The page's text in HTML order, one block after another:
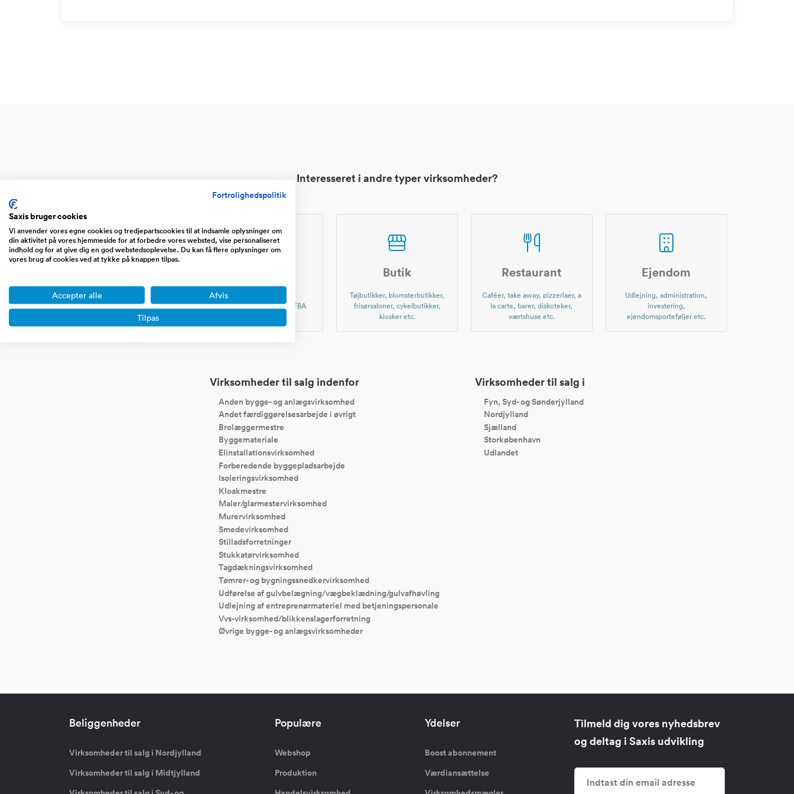
Interesseret i andre typer virksomheder?
Portaler, community sites,
affiliate sites, blogs, saas,
markedspladser etc.
dropshipping, Amazon FBA
Butik
Tøjbutikker, blomsterbutikker,
frisørsaloner, cykelbutikker,
kiosker etc.
Restaurant
Caféer, take away, pizzeriaer, a
la carte, barer, diskoteker,
værtshuse etc.
Ejendom
Udlejning, administration,
investering,
ejendomsporteføljer etc.
Virksomheder til salg indenfor
Anden bygge- og anlægsvirksomhed
Andet færdiggørelsesarbejde i øvrigt
Brolæggermestre
Byggemateriale
Elinstallationsvirksomhed
Forberedende byggepladsarbejde
Isoleringsvirksomhed
Kloakmestre
Maler/glarmestervirksomhed
Murervirksomhed
Smedevirksomhed
Stilladsforretninger
Stukkatørvirksomhed
Tagdækningsvirksomhed
Tømrer- og bygningssnedkervirksomhed
Udførelse af gulvbelægning/vægbeklædning/gulvafhøvling
Udlejning af entreprenørmateriel med betjeningspersonale
Vvs-virksomhed/blikkenslagerforretning
Øvrige bygge- og anlægsvirksomheder
Virksomheder til salg i
Fyn, Syd- og Sønderjylland
Nordjylland
Sjælland
Storkøbenhavn
Udlandet
Beliggenheder
Virksomheder til salg i Nordjylland
Virksomheder til salg i Midtjylland
Populære
Webshop
Produktion
Ydelser
Boost abonnement
Værdiansættelse
Tilmeld dig vores nyhedsbrev
og deltag i Saxis udvikling
Fortrolighedspolitik
Saxis bruger cookies
Vi anvender vores egne cookies og tredjepartscookies til at indsamle oplysninger om
din aktivitet på vores hjemmeside for at forbedre vores websted, vise personaliseret
indhold og for at give dig en god webstedsoplevelse. Du kan få flere oplysninger om
vores brug af cookies ved at tykke på knappen tilpas.
Accepter alle Afvis
Tilpas